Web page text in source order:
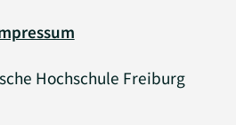
Hochschule Freiburg